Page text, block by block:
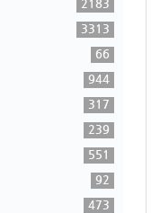
2183
3313
66
944
317
239
551
92
473